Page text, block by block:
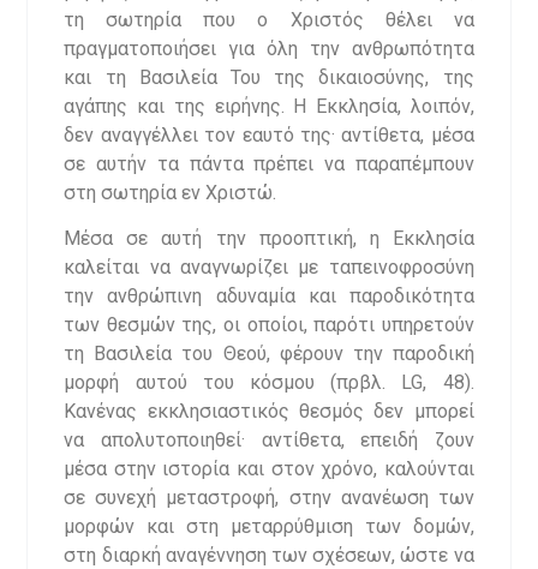
τη σωτηρία που ο Χριστός θέλει να
πραγματοποιήσει για όλη την ανθρωπότητα
και τη Βασιλεία Του της δικαιοσύνης, της
αγάπης και της ειρήνης. Η Εκκλησία, λοιπόν,
δεν αναγγέλλει τον εαυτό της· αντίθετα, μέσα
σε αυτήν τα πάντα πρέπει να παραπέμπουν
στη σωτηρία εν Χριστώ.
Μέσα σε αυτή την προοπτική, η Εκκλησία
καλείται να αναγνωρίζει με ταπεινοφροσύνη
την ανθρώπινη αδυναμία και παροδικότητα
των θεσμών της, οι οποίοι, παρότι υπηρετούν
τη Βασιλεία του Θεού, φέρουν την παροδική
μορφή αυτού του κόσμου (πρβλ. LG, 48).
Κανένας εκκλησιαστικός θεσμός δεν μπορεί
να απολυτοποιηθεί· αντίθετα, επειδή ζουν
μέσα στην ιστορία και στον χρόνο, καλούνται
σε συνεχή μεταστροφή, στην ανανέωση των
μορφών και στη μεταρρύθμιση των δομών,
στη διαρκή αναγέννηση των σχέσεων, ώστε να